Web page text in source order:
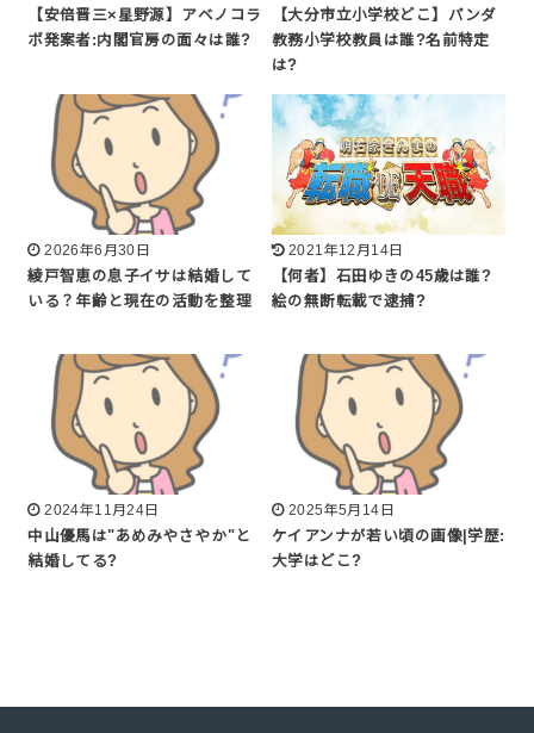
【安倍晋三×星野源】アベノコラ
ボ発案者:内閣官房の面々は誰?
【大分市立小学校どこ】パンダ
教務小学校教員は誰?名前特定
は?
2026年6月30日
綾戸智恵の息子イサは結婚して
いる？年齢と現在の活動を整理
2021年12月14日
【何者】石田ゆきの45歳は誰?
絵の無断転載で逮捕?
2024年11月24日
中山優馬は"あめみやさやか"と
結婚してる?
2025年5月14日
ケイアンナが若い頃の画像|学歴:
大学はどこ?